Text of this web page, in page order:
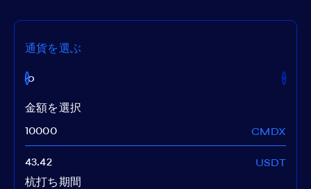
通貨を選ぶ
ixo
金額を選択
CMDX
USDT
杭打ち期間